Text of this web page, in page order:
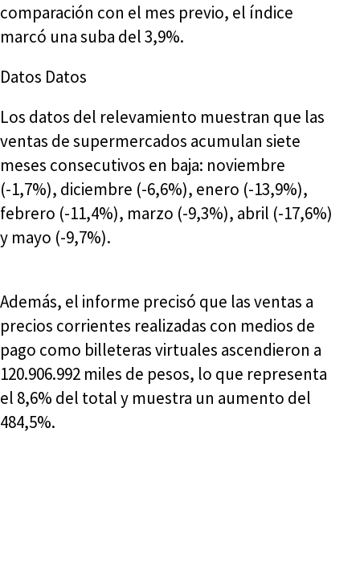
comparación con el mes previo, el índice
marcó una suba del 3,9%.
Datos Datos
Los datos del relevamiento muestran que las
ventas de supermercados acumulan siete
meses consecutivos en baja: noviembre
(-1,7%), diciembre (-6,6%), enero (-13,9%),
febrero (-11,4%), marzo (-9,3%), abril (-17,6%)
y mayo (-9,7%).
Además, el informe precisó que las ventas a
precios corrientes realizadas con medios de
pago como billeteras virtuales ascendieron a
120.906.992 miles de pesos, lo que representa
el 8,6% del total y muestra un aumento del
484,5%.